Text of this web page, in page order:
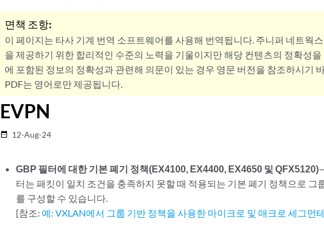
면책 조항:
이 페이지는 타사 기계 번역 소프트웨어를 사용해 번역됩니다. 주니퍼 네트웍
을 제공하기 위한 합리적인 수준의 노력을 기울이지만 해당 컨텐츠의 정확성을
에 포함된 정보의 정확성과 관련해 의문이 있는 경우 영문 버전을 참조하시기
PDF는 영어로만 제공됩니다.
EVPN
date_range 12-Aug-24
GBP 필터에 대한 기본 폐기 정책(EX4100, EX4400, EX4650 및 QFX5120)
터는 패킷이 일치 조건을 충족하지 못할 때 적용되는 기본 폐기 정책으로 그
를 구성할 수 있습니다.
[참조: 예: VXLAN에서 그룹 기반 정책을 사용한 마이크로 및 매크로 세그먼